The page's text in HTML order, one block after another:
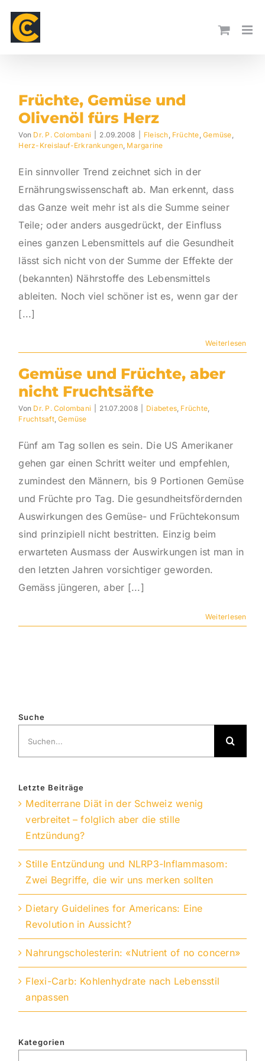
content
Früchte, Gemüse und
Olivenöl fürs Herz
Von Dr. P. Colombani 2.09.2008 Fleisch, Früchte,Gemüse,
Herz-Kreislauf-Erkrankungen, Margarine
Ein sinnvoller Trend zeichnet sich in der
Ernährungswissenschaft ab. Man erkennt, dass
das Ganze weit mehr ist als die Summe seiner
Teile; oder anders ausgedrückt, der Einfluss
eines ganzen Lebensmittels auf die Gesundheit
lässt sich nicht von der Summe der Effekte der
(bekannten) Nährstoffe des Lebensmittels
ableiten. Noch viel schöner ist es, wenn gar der
[...]
Weiterlesen
Gemüse und Früchte, aber
nicht Fruchtsäfte
Von Dr. P. Colombani 21.07.2008 Diabetes, Früchte,
Fruchtsaft,Gemüse
Fünf am Tag sollen es sein. Die US Amerikaner
gehen gar einen Schritt weiter und empfehlen,
zumindest den Männern, bis 9 Portionen Gemüse
und Früchte pro Tag. Die gesundheitsfördernden
Auswirkungen des Gemüse- und Früchtekonsum
sind prinzipiell nicht bestritten. Einzig beim
erwarteten Ausmass der Auswirkungen ist man in
den letzten Jahren vorsichtiger geworden.
Gemäss jüngeren, aber [...]
Weiterlesen
Suche
nach:
Letzte Beiträge
Mediterrane Diät in der Schweiz wenig
verbreitet – folglich aber die stille
Entzündung?
Stille Entzündung und NLRP3-Inflammasom:
Zwei Begriffe, die wir uns merken sollten
Dietary Guidelines for Americans: Eine
Revolution in Aussicht?
Nahrungscholesterin: «Nutrient of no concern»
Flexi-Carb: Kohlenhydrate nach Lebensstil
anpassen
Kategorien